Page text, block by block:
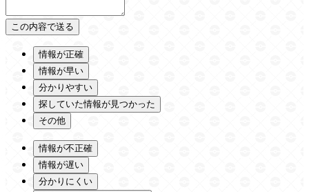
情報が正確
情報が早い
分かりやすい
探していた情報が見つかった
その他
情報が不正確
情報が遅い
分かりにくい